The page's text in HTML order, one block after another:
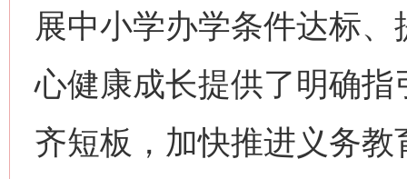
展中小学办学条件达标
心健康成长提供了明确
齐短板，加快推进义务